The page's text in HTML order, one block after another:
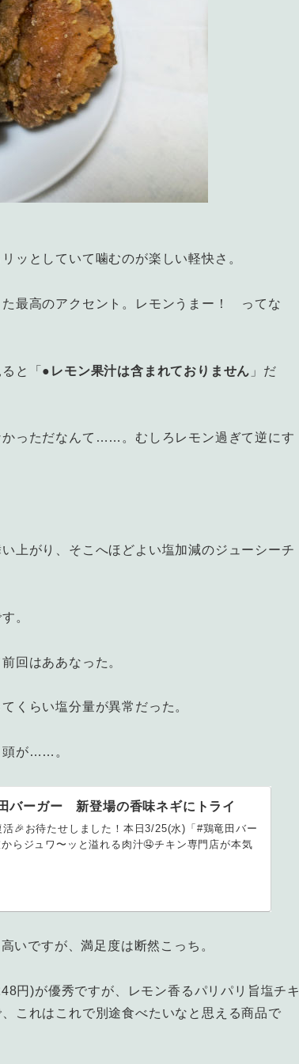
ッとしていて噛むのが楽しい軽快さ。
最高のアクセント。レモンうまー！ ってな
と「 ●レモン果汁は含まれておりません 」だ
っただなんて……。むしろレモン過ぎて逆にす
上がり、そこへほどよい塩加減のジューシーチ
。
回はああなった。
くらい塩分量が異常だった。
が……。
バーガー 新登場の香味ネギにトライ
🎉お待たせしました！本日3/25(水)「#鶏竜田バー
らジュワ〜ッと溢れる肉汁🤤チキン専門店が本気
いですが、満足度は断然こっち。
円)が優秀ですが、レモン香るパリパリ旨塩チキ
これはこれで別途食べたいなと思える商品で